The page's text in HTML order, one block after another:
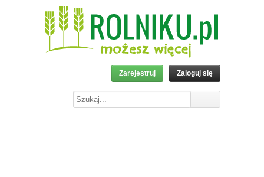
Zarejestruj Zaloguj się